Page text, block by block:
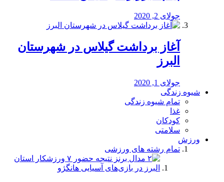
جولای 2, 2020
آغاز برداشت گیلاس در شهرستان
البرز
جولای 1, 2020
شیوه زندگی
تمام شیوه زندگی
غذا
کودکان
سلامتی
ورزش
تمام رشته های ورزشی